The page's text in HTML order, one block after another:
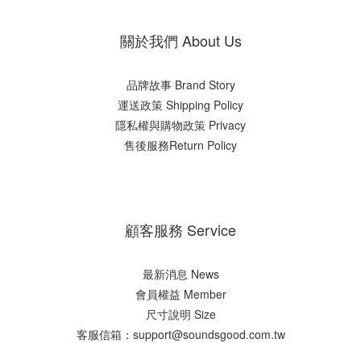
關於我們 About Us
品牌故事 Brand Story
運送政策 Shipping Policy
隱私權與購物政策 Privacy
售後服務Return Policy
顧客服務 Service
最新消息 News
會員權益 Member
尺寸說明 Size
客服信箱：support@soundsgood.com.tw